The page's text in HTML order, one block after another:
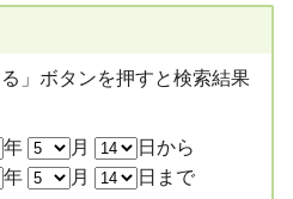
」ボタンを押すと検索結果
年 月
日から
年
月 日まで